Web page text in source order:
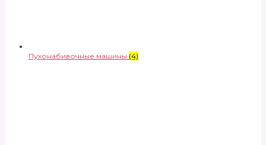
Пухонабивочные машины (4)